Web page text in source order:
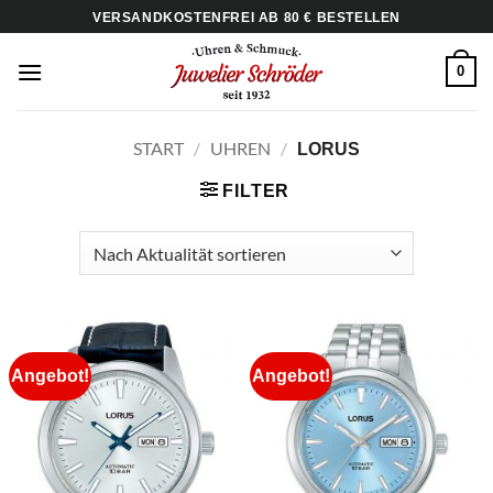
Inhalt
springen
VERSANDKOSTENFREI AB 80 € BESTELLEN
0
START / UHREN / LORUS
FILTER
Angebot! Angebot!